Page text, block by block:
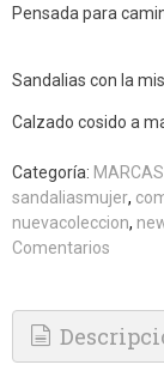
Pensada para
Sandalias con la
Calzado cosido a
Categoría: MARCAS
sandaliasmujer
nuevacoleccion
Comentarios